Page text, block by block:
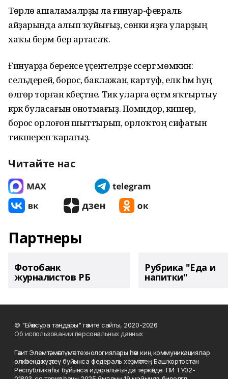
Төрлө ашаламалрҙы ла ғинуар-февраль
айҙарында алып ҡуйығыҙ, сөнки яҙға уларҙың
хаҡы бермә-бер артасаҡ.
Ғинуарҙа беренсе үҫентеләрҙе сәсергә мөмкин:
сельдерей, борос, баклажан, картуф, еләк һәм һуң
өлгөрә торған кәбеҫтәне. Тик уларға өҫтәмә яҡтыртыу
кәрәк буласағын онотмағыҙ. Помидор, кишер,
борос орлоғон шыттырып, орлоҡтоң сифатын
тикшереп ҡарағыҙ.
Читайте нас
Партнеры
Фотобанк
журналистов РБ
Рубрика "Еда и
напитки"
© "Ейәнсура таңдары" гәзите сайты, 2020-2026
Об использовании персональных данных
Гәзит Элемтә, мәғлүмәт технологиялары һәм киң коммуникациялар
өлкәһендә күҙәтеү буйынса федераль хеҙмәттең Башҡортостан
Республикаһы буйынса идаралығында теркәлде. ПИ ТУ02-